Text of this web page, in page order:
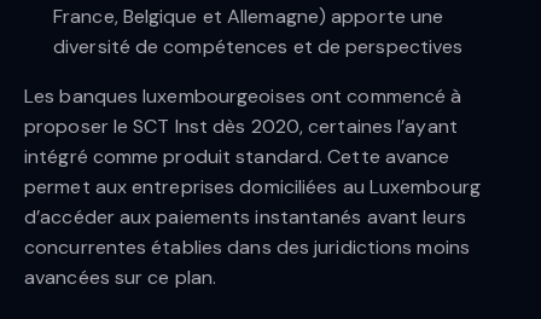
France, Belgique et Allemagne) apporte une
diversité de compétences et de perspectives
Les banques luxembourgeoises ont commencé à
proposer le SCT Inst dès 2020, certaines l’ayant
intégré comme produit standard. Cette avance
permet aux entreprises domiciliées au Luxembourg
d’accéder aux paiements instantanés avant leurs
concurrentes établies dans des juridictions moins
avancées sur ce plan.